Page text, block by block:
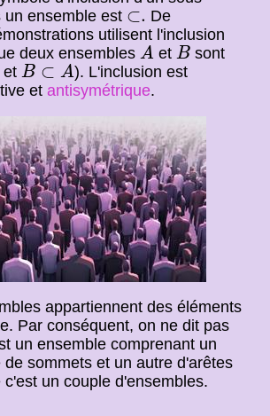
un ensemble est ⊂.
⊂
De
utilisent l'inclusion
deux ensemblesA
A etB
B sont
etB ⊂ A
B⊂A
). L'inclusion est
etantisymétrique.
appartiennent des éléments
Par conséquent, on ne dit pas
un ensemble comprenant un
sommets et un autre d'arêtes
un couple d'ensembles.